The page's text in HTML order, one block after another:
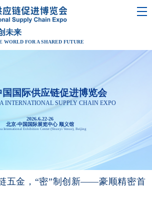
未来
WORLD FOR A SHARED FUTURE
国国际供应链促进博览会
INTERNATIONAL SUPPLY CHAIN EXPO
2026.6.22-26
北京·中国国际展览中心 顺义馆
International Exhibition Center (Shunyi Venue), Beijing
五金，“密”制创新——豪顺精密首